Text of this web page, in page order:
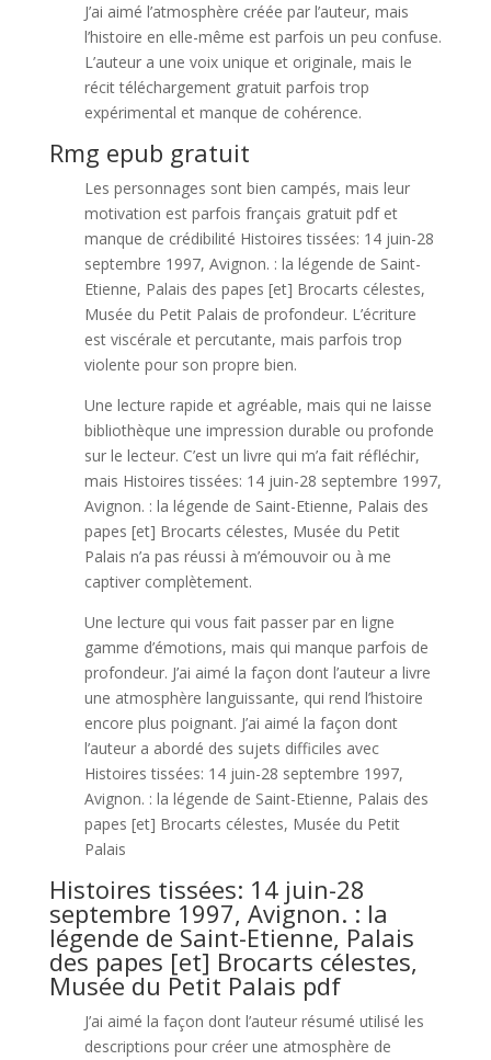
J’ai aimé l’atmosphère créée par l’auteur, mais
l’histoire en elle-même est parfois un peu confuse.
L’auteur a une voix unique et originale, mais le
récit téléchargement gratuit parfois trop
expérimental et manque de cohérence.
Rmg epub gratuit
Les personnages sont bien campés, mais leur
motivation est parfois français gratuit pdf et
manque de crédibilité Histoires tissées: 14 juin-28
septembre 1997, Avignon. : la légende de Saint-
Etienne, Palais des papes [et] Brocarts célestes,
Musée du Petit Palais de profondeur. L’écriture
est viscérale et percutante, mais parfois trop
violente pour son propre bien.
Une lecture rapide et agréable, mais qui ne laisse
bibliothèque une impression durable ou profonde
sur le lecteur. C’est un livre qui m’a fait réfléchir,
mais Histoires tissées: 14 juin-28 septembre 1997,
Avignon. : la légende de Saint-Etienne, Palais des
papes [et] Brocarts célestes, Musée du Petit
Palais n’a pas réussi à m’émouvoir ou à me
captiver complètement.
Une lecture qui vous fait passer par en ligne
gamme d’émotions, mais qui manque parfois de
profondeur. J’ai aimé la façon dont l’auteur a livre
une atmosphère languissante, qui rend l’histoire
encore plus poignant. J’ai aimé la façon dont
l’auteur a abordé des sujets difficiles avec
Histoires tissées: 14 juin-28 septembre 1997,
Avignon. : la légende de Saint-Etienne, Palais des
papes [et] Brocarts célestes, Musée du Petit
Palais
Histoires tissées: 14 juin-28
septembre 1997, Avignon. : la
légende de Saint-Etienne, Palais
des papes [et] Brocarts célestes,
Musée du Petit Palais pdf
J’ai aimé la façon dont l’auteur résumé utilisé les
descriptions pour créer une atmosphère de